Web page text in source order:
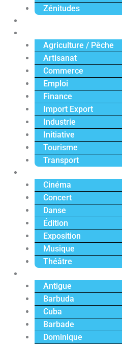
Zénitudes
Agriculture / Pêche
Artisanat
Commerce
Emploi
Finance
Import Export
Industrie
Initiative
Tourisme
Transport
Cinéma
Concert
Danse
Édition
Exposition
Musique
Théâtre
Antigue
Barbuda
Cuba
Barbade
Dominique